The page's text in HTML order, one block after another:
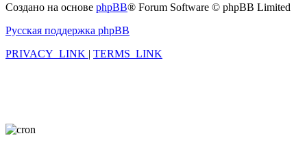
Создано на основе phpBB® Forum Software © phpBB Limited
Русская поддержка phpBB
PRIVACY_LINK | TERMS_LINK